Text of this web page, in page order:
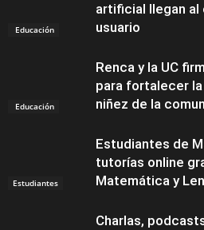
Educación
artificial llegan
usuario
Educación
Renca y la UC
para fortalecer
niñez de la
Estudiantes
Estudiantes de
tutorías online
Matemática y
Charlas,